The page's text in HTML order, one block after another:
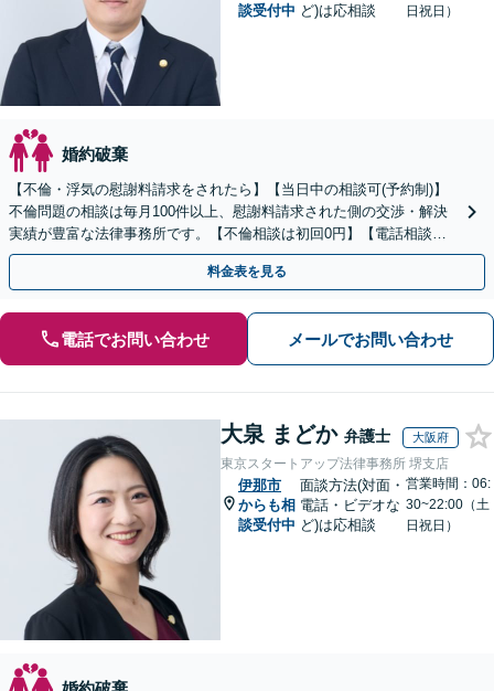
談受付中 ど)は応相談
日祝日）
婚約破棄
【不倫・浮気の慰謝料請求をされたら】【当日中の相談可(予約制)】
不倫問題の相談は毎月100件以上、慰謝料請求された側の交渉・解決
実績が豊富な法律事務所です。【不倫相談は初回0円】【電話相談で
ご契約まで対応可/来所不要】
料金表を見る
電話でお問い合わせ メールでお問い合わせ
大泉 まどか 弁護士 大阪府
東京スタートアップ法律事務所 堺支店
伊那市
からも相
談受付中
面談方法(対面・
電話・ビデオな
ど)は応相談
営業時間：06:
30~22:00（土
日祝日）